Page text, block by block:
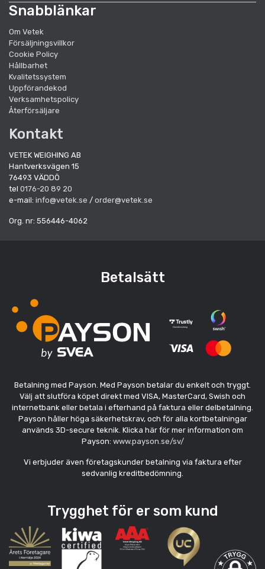
Snabblänkar
Om Vetek
Försäljningsvillkor
Cookie Policy
Hållbarhet
Kvalitetssystem
Uppförandekod
Verksamhetspolicy
Återförsäljare
Kontakt
VETEK WEIGHING AB
Hantverksvägen 15
76493 VÄDDÖ
tel 0176-20 89 20
e-mail: info@vetek.se / order@vetek.se
Org. nr: 556446-4062
Betalsätt
Betalning med Payson. Med Payson betalar du enkelt och tryggt.
Välj att slutföra köpet direkt med VISA, MasterCard, Swish och
internetbank eller betala i efterhand på faktura eller delbetalning.
Payson håller höga säkerhetskrav, och för alla kortbetalningar
används 3D-secure teknik. Klicka här för mer information om
Payson: www.payson.se/sv/
Vi erbjuder även företagskunder betalning via faktura efter
sedvanlig kreditbedömning.
Trygghet för er som kund